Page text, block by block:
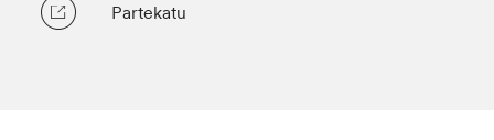
Partekatu